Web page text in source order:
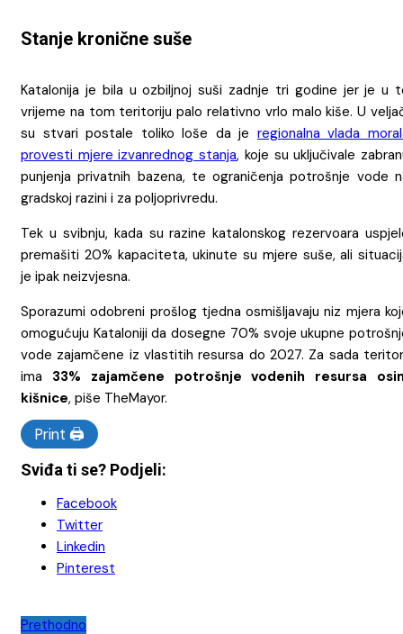
Stanje kronične suše
Katalonija je bila u ozbiljnoj suši zadnje tri godine jer je u
vrijeme na tom teritoriju palo relativno vrlo malo kiše. U
su stvari postale toliko loše da je regionalna vlada
provesti mjere izvanrednog stanja, koje su uključivale
punjenja privatnih bazena, te ograničenja potrošnje vode
gradskoj razini i za poljoprivredu.
Tek u svibnju, kada su razine katalonskog rezervoara
premašiti 20% kapaciteta, ukinute su mjere suše, ali
je ipak neizvjesna.
Sporazumi odobreni prošlog tjedna osmišljavaju niz mjera
omogućuju Kataloniji da dosegne 70% svoje ukupne
vode zajamčene iz vlastitih resursa do 2027. Za sada
ima 33% zajamčene potrošnje vodenih resursa
kišnice, piše TheMayor.
Print 🖨
Sviđa ti se? Podjeli:
Facebook
Twitter
Linkedin
Pinterest
Prethodno